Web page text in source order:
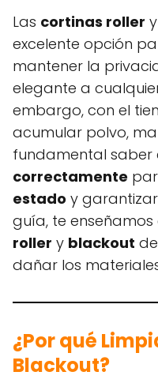
Las cortinas roller y
excelente opción
mantener la
elegante a
embargo, con el
acumular polvo,
fundamental saber
correctamente
estado y
guía, te
roller y blackout
dañar los
¿Por qué
Blackout?